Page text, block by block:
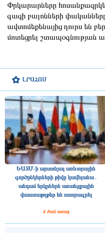
ԼՐԱՀՈՍ
ԵԱՏՄ-ի արտոնյալ առևտրային
գործընկերների թիվը կավելանա․
անդամ երկրներն առանցքային
փաստաթղթեր են ստորագրել
4 ժամ առաջ
Փրկարարները
գազի բալոնների
ավտոմեքենայից դուրս են
մոտեցրել շտապօգնության